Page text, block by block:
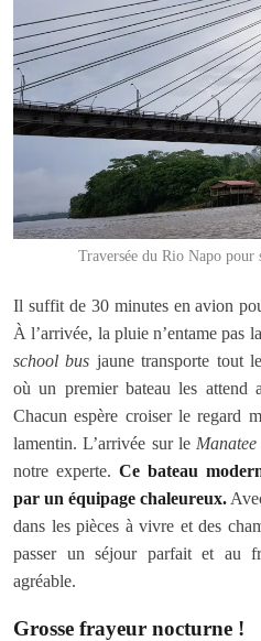
Traversée du Rio Napo pour
Il suffit de 30 minutes en avion
À l’arrivée, la pluie n’entame pas
school bus jaune transporte tout
où un premier bateau les attend
Chacun espère croiser le regard
lamentin. L’arrivée sur le Manatee
notre experte. Ce bateau
par un équipage chaleureux.
dans les pièces à vivre et des
passer un séjour parfait et au
agréable.
Grosse frayeur nocturne !